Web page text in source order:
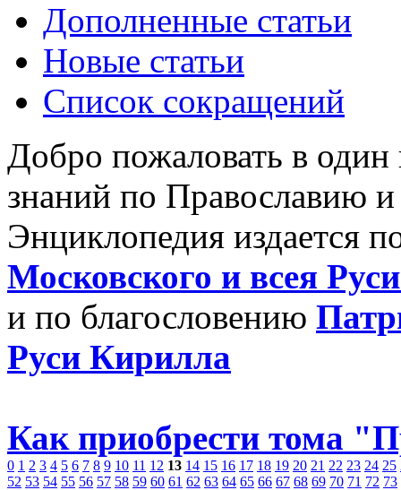
Дополненные статьи
Новые статьи
Список сокращений
Добро пожаловать в
знаний по Православию
Энциклопедия издается
Московского и всея
и по благословению
Руси Кирилла
Как приобрести тома
0 1 2 3 4 5 6 7 8 9 10 11 12 13 14 15 16 17 18 19 20 21 22 23 24 25
52 53 54 55 56 57 58 59 60 61 62 63 64 65 66 67 68 69 70 71 72 73